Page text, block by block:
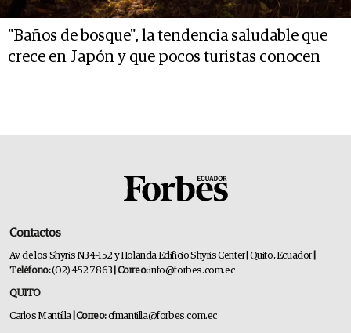
"Baños de bosque", la tendencia saludable que
crece en Japón y que pocos turistas conocen
Contactos
Av. de los Shyris N34-152 y Holanda Edificio Shyris Center | Quito, Ecuador
Teléfono:(02) 452 7863 | Correo:info@forbes.com.ec
QUITO
Carlos Mantilla | Correo:cfmantilla@forbes.com.ec